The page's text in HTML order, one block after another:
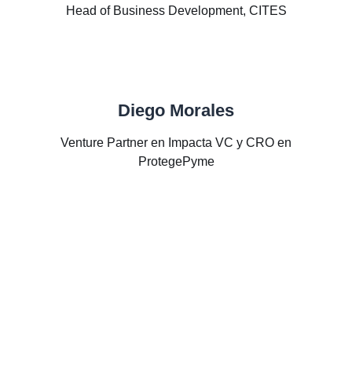
Head of Business Development, CITES
Diego Morales
Venture Partner en Impacta VC y CRO en
ProtegePyme